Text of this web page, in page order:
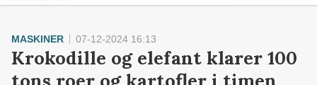
MASKINER 07-12-2024 16:13
Krokodille og elefant klarer 100
tons roer og kartofler i timen